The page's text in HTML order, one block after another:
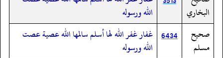
البخاري
الله ورسوله
صحيح
مسلم
6434 غفار غفر الله لها أسلم سالمها الله عصية عصت
الله ورسوله